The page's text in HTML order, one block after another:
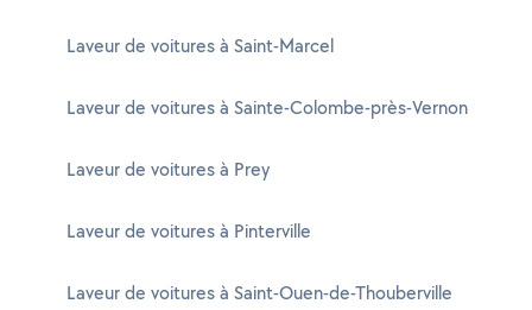
Laveur de voitures à Saint-Marcel
Laveur de voitures à Sainte-Colombe-près-Vernon
Laveur de voitures à Prey
Laveur de voitures à Pinterville
Laveur de voitures à Saint-Ouen-de-Thouberville